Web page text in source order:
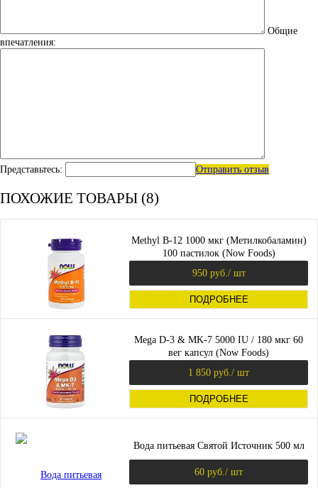
Общие
впечатления:
Представьтесь: Отправить отзыв
ПОХОЖИЕ ТОВАРЫ (8)
Methyl B-12 1000 мкг (Метилкобаламин)
100 пастилок (Now Foods)
950 руб. / шт
ПОДРОБНЕЕ
Mega D-3 & MK-7 5000 IU / 180 мкг 60
вег капсул (Now Foods)
1 850 руб. / шт
ПОДРОБНЕЕ
Вода питьевая Святой Источник 500 мл
60 руб. / шт